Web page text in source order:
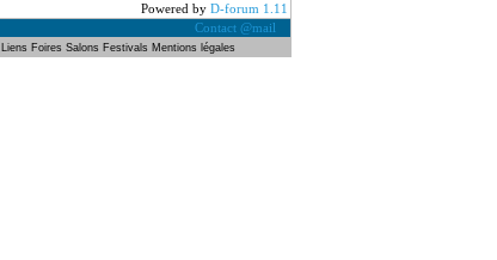
Powered by D-forum 1.11
Contact @mail
Liens Foires Salons Festivals Mentions légales